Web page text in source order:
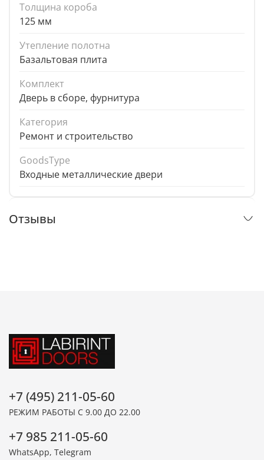
Толщина короба
125 мм
Утепление полотна
Базальтовая плита
Комплект
Дверь в сборе, фурнитура
Категория
Ремонт и строительство
GoodsType
Входные металлические двери
Отзывы
+7 (495) 211-05-60
РЕЖИМ РАБОТЫ С 9.00 ДО 22.00
+7 985 211-05-60
WhatsApp, Telegram